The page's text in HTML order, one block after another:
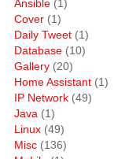
Ansible (1)
Cover (1)
Daily Tweet (1)
Database (10)
Gallery (20)
Home Assistant (1)
IP Network (49)
Java (1)
Linux (49)
Misc (136)